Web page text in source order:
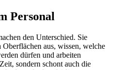
Personal
den Unterschied. Sie
aus, wissen, welche
dürfen und arbeiten
sondern schont auch die